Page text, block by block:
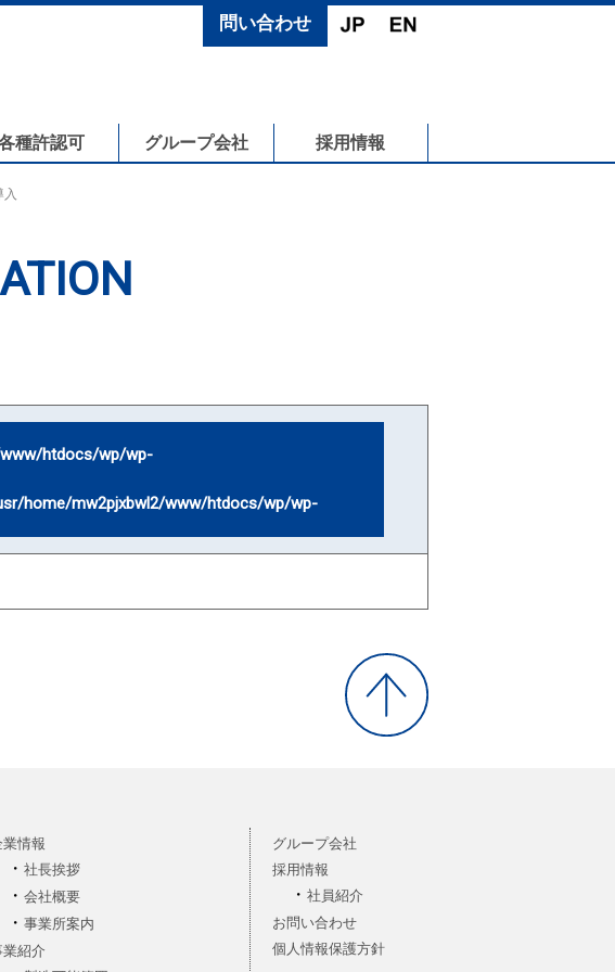
問い合わせ
種許認可 グループ会社 採用情報
htdocs/wp/wp-
home/mw2pjxbwl2/www/htdocs/wp/wp-
業情報
社長挨拶
会社概要
事業所案内
業紹介
グループ会社
採用情報
社員紹介
お問い合わせ
個人情報保護方針